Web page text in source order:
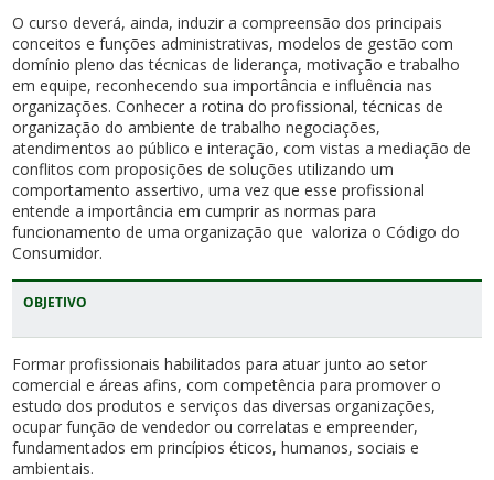
O curso deverá, ainda, induzir a compreensão dos principais
conceitos e funções administrativas, modelos de gestão com
domínio pleno das técnicas de liderança, motivação e trabalho
em equipe, reconhecendo sua importância e influência nas
organizações. Conhecer a rotina do profissional, técnicas de
organização do ambiente de trabalho negociações,
atendimentos ao público e interação, com vistas a mediação de
conflitos com proposições de soluções utilizando um
comportamento assertivo, uma vez que esse profissional
entende a importância em cumprir as normas para
funcionamento de uma organização que valoriza o Código do
Consumidor.
OBJETIVO
Formar profissionais habilitados para atuar junto ao setor
comercial e áreas afins, com competência para promover o
estudo dos produtos e serviços das diversas organizações,
ocupar função de vendedor ou correlatas e empreender,
fundamentados em princípios éticos, humanos, sociais e
ambientais.